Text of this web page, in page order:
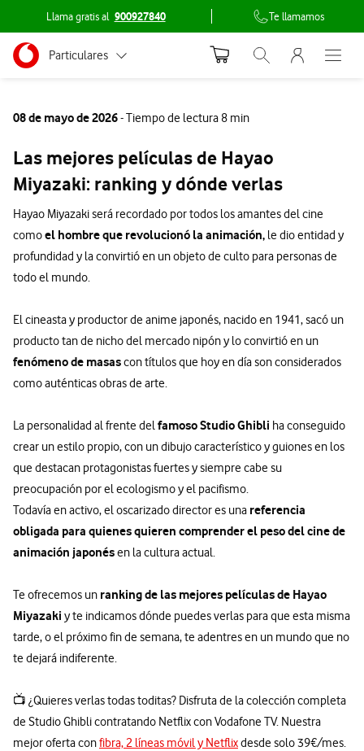
Llama gratis al 900927840 Te llamamos
Ir a la pagina principal de vodafone.es
Menu navegación Segmento
Particulares
Grandes empresas
y AA.PP.
Abrir buscador.
Menu
Abre
08 de mayo de 2026- Tiempo de lectura 8 min
Las mejores películas de Hayao
Miyazaki: ranking y dónde verlas
Hayao Miyazaki será recordado por todos los amantes del cine
comoel hombre que revolucionó la animación, le dio entidad y
profundidad y la convirtió en un objeto de culto para personas de
todo el mundo.
El cineasta y productor de anime japonés, nacido en 1941, sacó un
producto tan de nicho del mercado nipón y lo convirtió en un
fenómeno de masascon títulos que hoy en día son considerados
como auténticas obras de arte.
La personalidad al frente delfamoso Studio Ghibli ha conseguido
crear un estilo propio, con un dibujo característico y guiones en los
que destacan protagonistas fuertes y siempre cabe su
preocupación por el ecologismo y el pacifismo.
Todavía en activo, el oscarizado director es una referencia
obligada para quienes quieren comprender el peso del cine de
animación japonésen la cultura actual.
Te ofrecemos un ranking de las mejores películas de Hayao
Miyazaki y te indicamos dónde puedes verlas para que esta misma
tarde, o el próximo fin de semana, te adentres en un mundo que no
te dejará indiferente.
📺 ¿Quieres verlas todas toditas? Disfruta de la colección completa
de Studio Ghibli contratando Netflix con Vodafone TV. Nuestra
mejor oferta confibra, 2 líneas móvil y Netflixdesde solo 39€/mes.